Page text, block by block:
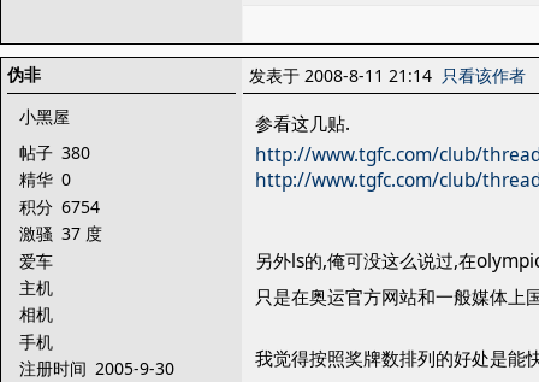
伪非
小黑屋
帖子 380
精华 0
积分 6754
激骚 37 度
爱车
主机
相机
手机
注册时间 2005-9-30
发表于 2008-8-11 21:14 只看该作者
参看这几贴.
http://www.tgfc.com/club/
http://www.tgfc.com/club/
另外ls的,俺可没这么说过,在
只是在奥运官方网站和一般媒体上
我觉得按照奖牌数排列的好处是能